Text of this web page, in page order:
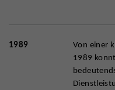
1989
Von einer
1989